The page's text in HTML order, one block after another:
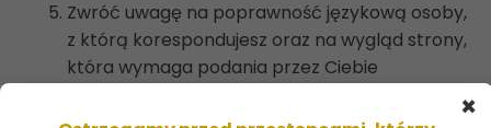
Zwróć uwagę na poprawność językową osoby,
z którą korespondujesz oraz na wygląd strony,
która wymaga podania przez Ciebie
uwagę na adres widoczny w przeglądarce.
×